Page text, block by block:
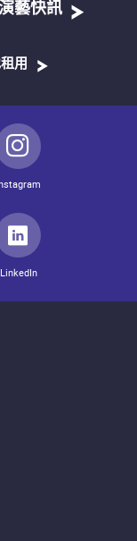
藝快訊
用
LinkedIn